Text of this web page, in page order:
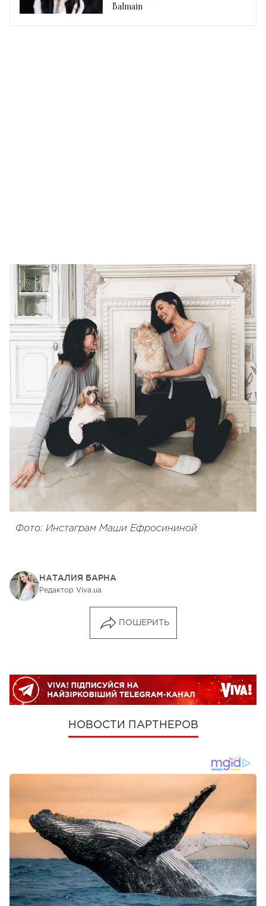
Balmain
Фото: Инстаграм Маши Ефросининой
НАТАЛИЯ БАРНА
Редактор Viva.ua
ПОШЕРИТЬ
НОВОСТИ ПАРТНЕРОВ